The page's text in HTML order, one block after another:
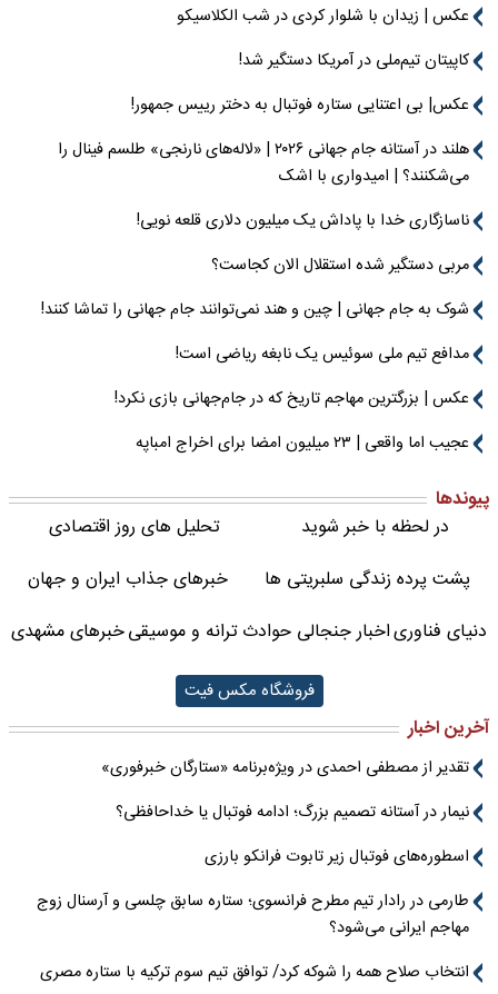
عکس | زیدان با شلوار کردی در شب الکلاسیکو
کاپیتان تیم‌ملی در آمریکا دستگیر شد!
عکس| بی اعتنایی ستاره فوتبال به دختر رییس جمهور!
هلند در آستانه جام جهانی ۲۰۲۶ | «لاله‌های نارنجی» طلسم فینال را
می‌شکنند؟ | امیدواری با اشک
ناسازگاری خدا با پاداش یک میلیون دلاری قلعه نویی!
مربی دستگیر شده استقلال الان کجاست؟
شوک به جام جهانی | چین و هند نمی‌توانند جام جهانی را تماشا کنند!
مدافع تیم ملی سوئیس یک نابغه ریاضی است!
عکس | بزرگترین مهاجم تاریخ که در جام‌جهانی بازی نکرد!
عجیب اما واقعی | ۲۳ میلیون امضا برای اخراج امباپه
پیوندها
در لحظه با خبر شوید
تحلیل های روز اقتصادی
پشت پرده زندگی سلبریتی ها
خبرهای جذاب ایران و جهان
دنیای فناوریاخبار جنجالی حوادثترانه و موسیقیخبرهای مشهدی
فروشگاه مکس فیت
آخرین اخبار
تقدیر از مصطفی احمدی در ویژه‌برنامه «ستارگان خبرفوری»
نیمار در آستانه تصمیم بزرگ؛ ادامه فوتبال یا خداحافظی؟
اسطوره‌های فوتبال زیر تابوت فرانکو بارزی
طارمی در رادار تیم مطرح فرانسوی؛ ستاره سابق چلسی و آرسنال زوج
مهاجم ایرانی می‌شود؟
انتخاب صلاح همه را شوکه کرد/ توافق تیم سوم ترکیه با ستاره مصری